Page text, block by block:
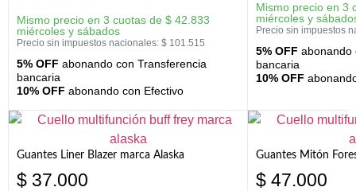
Mismo precio en 3 cuotas de $ 42.833
miércoles y sábados
Precio sin impuestos nacionales: $ 101.515
5% OFF abonando con Transferencia
bancaria
10% OFF abonando con Efectivo
Mismo precio en 3
miércoles y
Precio sin impuestos
5% OFF abonando
bancaria
10% OFF
Guantes Liner Blazer marca Alaska
$ 37.000
Guantes Mitón
$ 47.000